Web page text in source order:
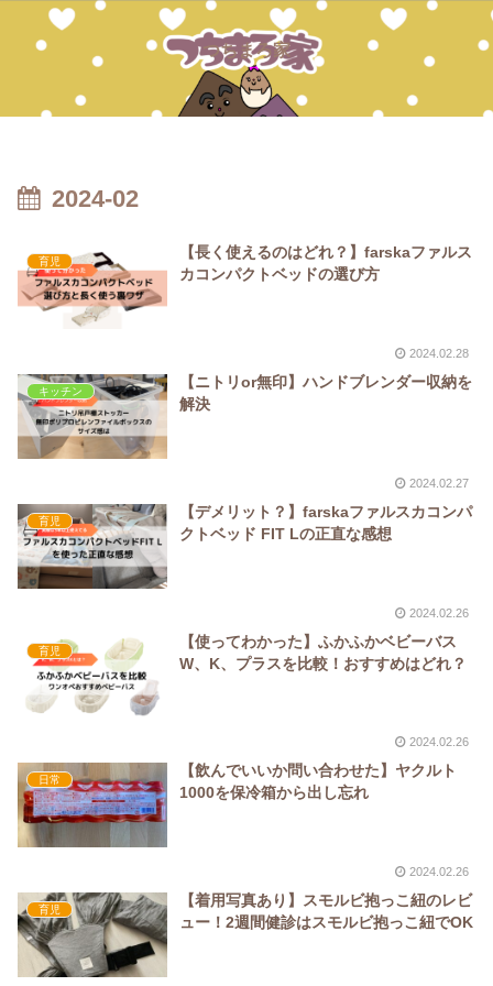
つちまろ家
2024-02
育児
【長く使えるのはどれ？】farskaファルス
カコンパクトベッドの選び方
2024.02.28
キッチン
【ニトリor無印】ハンドブレンダー収納を
解決
2024.02.27
育児
【デメリット？】farskaファルスカコンパ
クトベッド FIT Lの正直な感想
2024.02.26
育児
【使ってわかった】ふかふかベビーバス
W、K、プラスを比較！おすすめはどれ？
2024.02.26
日常
【飲んでいいか問い合わせた】ヤクルト
1000を保冷箱から出し忘れ
2024.02.26
育児
【着用写真あり】スモルビ抱っこ紐のレビ
ュー！2週間健診はスモルビ抱っこ紐でOK